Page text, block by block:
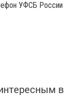
УФСБ России
в